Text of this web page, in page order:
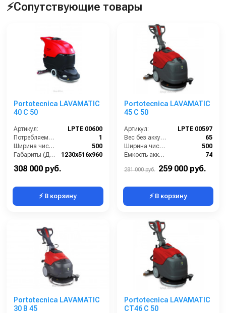
⚡Сопутствующие товары
Portotecnica LAVAMATIC
40 C 50
Артикул:
LPTE 00600
Потребляемая мощность (кВт):
1
Ширина чистки щёток (мм):
500
Габариты (ДхШхВ):
1230х516х960
308 000 руб.
⚡ В корзину
Portotecnica LAVAMATIC
45 C 50
Артикул:
LPTЕ 00597
Вес без аккумуляторов (кг):
65
Ширина чистки щёток (мм):
500
Ёмкость аккумуляторов (Ач):
74
821x576x1220
281 000 руб. 259 000 руб.
⚡ В корзину
Portotecnica LAVAMATIC
30 B 45
Portotecnica LAVAMATIC
СТ46 C 50